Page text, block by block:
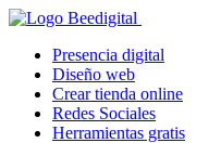
Presencia digital
Diseño web
Crear tienda online
Redes Sociales
Herramientas gratis